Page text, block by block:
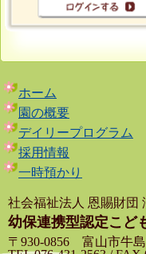
ホーム
園の概要
デイリープログラム
採用情報
一時預かり
社会福祉法人 恩賜財
幼保連携型認定こど
〒930-0856 富山市牛島